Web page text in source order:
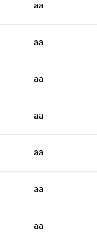
aa
aa
aa
aa
aa
aa
aa